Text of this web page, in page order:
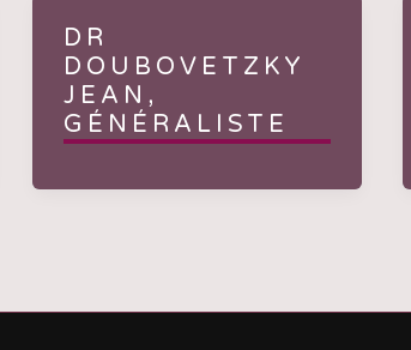
DR
DOUBOVETZKY
JEAN,
GÉNÉRALISTE